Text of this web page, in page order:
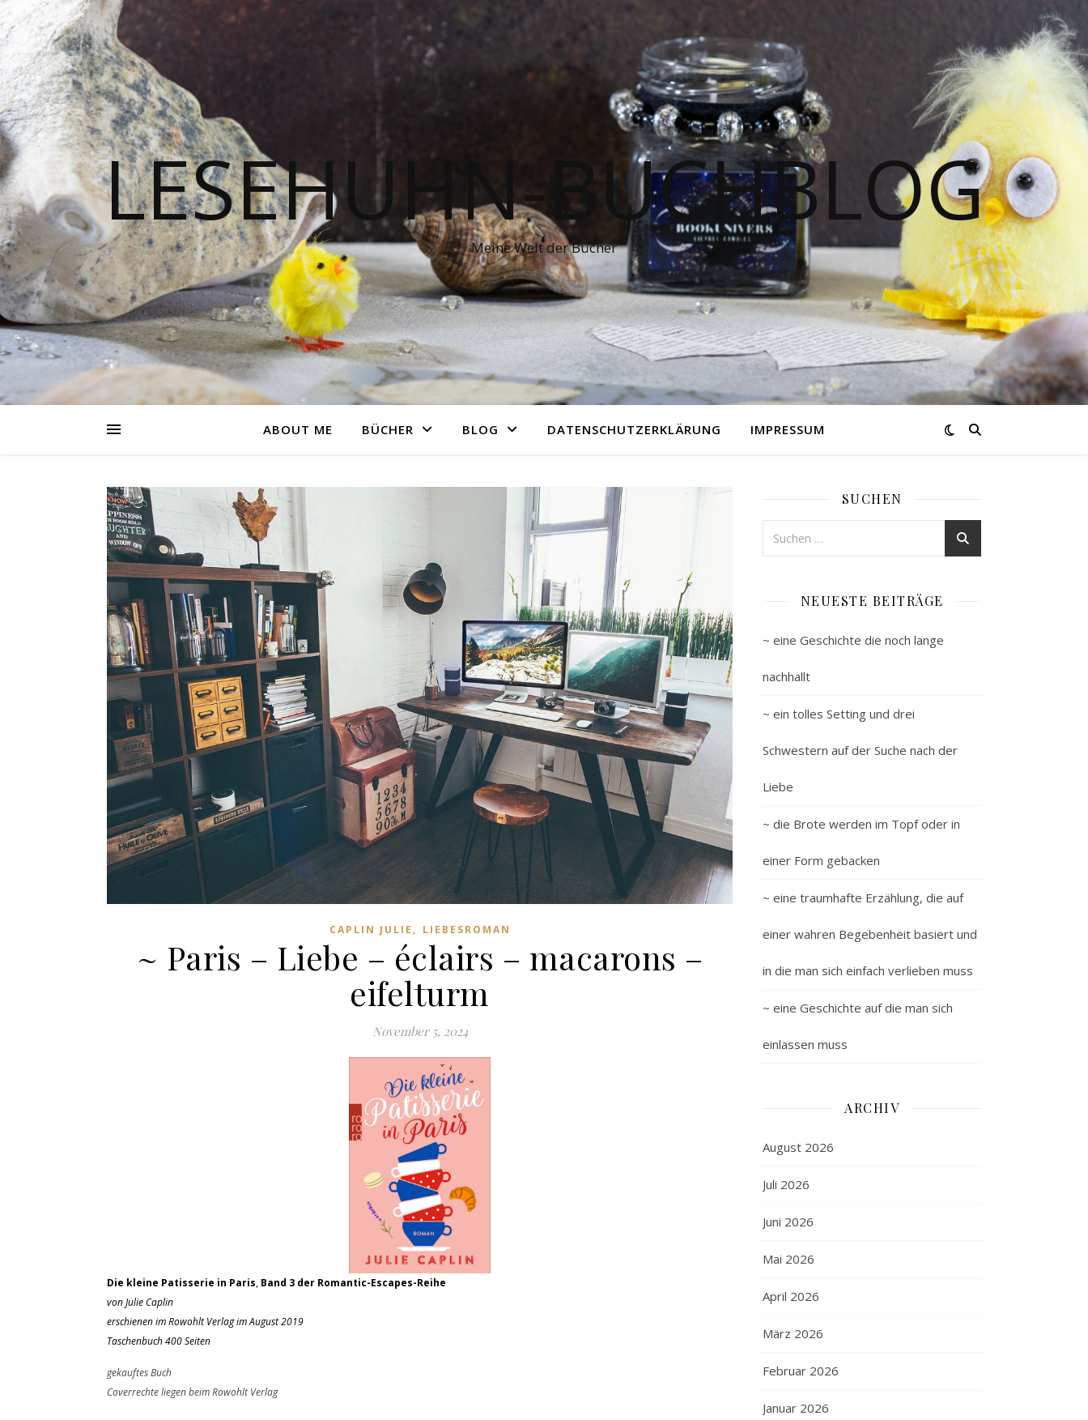
LESEHUHN-BUCHBLOG
Meine Welt der Bücher
ABOUT ME BÜCHER BLOG DATENSCHUTZERKLÄRUNG IMPRESSUM
CAPLIN JULIE , LIEBESROMAN
~ Paris – Liebe – éclairs – macarons –
eifelturm
November 5, 2024
Die kleine Patisserie in Paris, Band 3 der Romantic-Escapes-Reihe
von Julie Caplin
erschienen im Rowohlt Verlag im August 2019
Taschenbuch 400 Seiten
gekauftes Buch
Coverrechte liegen beim Rowohlt Verlag
SUCHEN
NEUESTE BEITRÄGE
~ eine Geschichte die noch lange
nachhallt
~ ein tolles Setting und drei
Schwestern auf der Suche nach der
Liebe
~ die Brote werden im Topf oder in
einer Form gebacken
~ eine traumhafte Erzählung, die auf
einer wahren Begebenheit basiert und
in die man sich einfach verlieben muss
~ eine Geschichte auf die man sich
einlassen muss
ARCHIV
August 2026
Juli 2026
Juni 2026
Mai 2026
April 2026
März 2026
Februar 2026
Januar 2026